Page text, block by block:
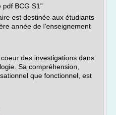
pdf BCG S1"
est destinée aux étudiants
de l'enseignement
des investigations dans
Sa compréhension,
que fonctionnel, est